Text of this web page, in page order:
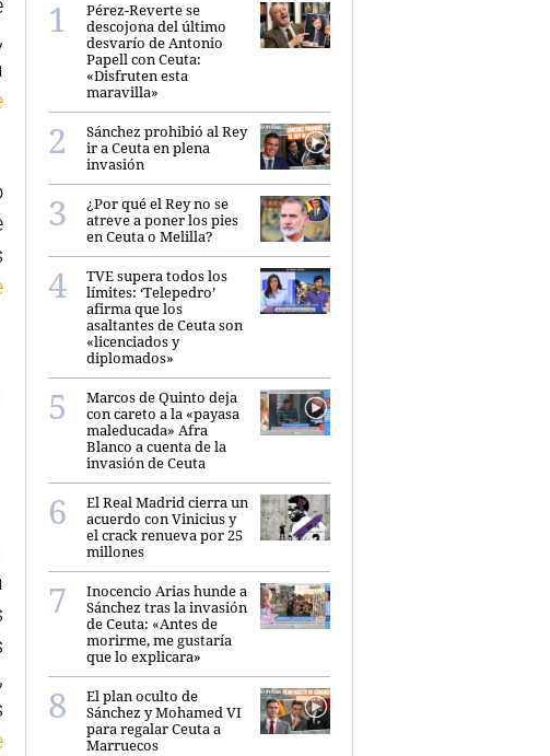
Pérez-Reverte se
descojona del último
desvarío de Antonio
Papell con Ceuta:
«Disfruten esta
maravilla»
Sánchez prohibió al Rey
ir a Ceuta en plena
invasión
¿Por qué el Rey no se
atreve a poner los pies
en Ceuta o Melilla?
TVE supera todos los
límites: ‘Telepedro’
afirma que los
asaltantes de Ceuta son
«licenciados y
diplomados»
Marcos de Quinto deja
con careto a la «payasa
maleducada» Afra
Blanco a cuenta de la
invasión de Ceuta
El Real Madrid cierra un
acuerdo con Vinicius y
el crack renueva por 25
millones
Inocencio Arias hunde a
Sánchez tras la invasión
de Ceuta: «Antes de
morirme, me gustaría
que lo explicara»
El plan oculto de
Sánchez y Mohamed VI
para regalar Ceuta a
Marruecos